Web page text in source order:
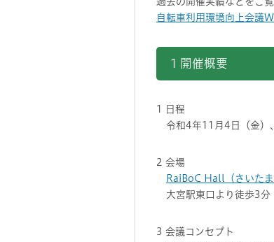
自転車利用環境向上会議
1 開催概要
1 日程
令和4年11月4日（金）
2 会場
RaiBoC Hall（さいたま
大宮駅東口より徒歩3分
3 会議コンセプト